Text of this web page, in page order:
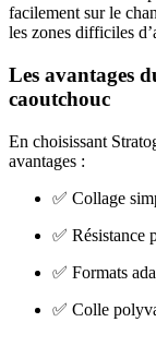
facilement sur le
les zones difficiles
Les avantages
caoutchouc
En choisissant
avantages :
✅ Collage
✅ Résistance
✅ Formats
✅ Colle